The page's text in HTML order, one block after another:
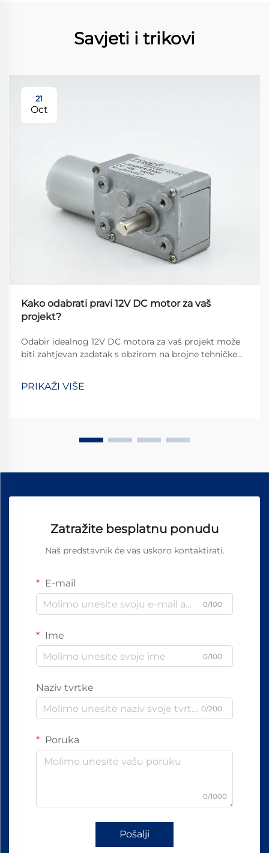
Savjeti i trikovi
21
Oct
Kako odabrati pravi 12V DC motor za vaš
projekt?
Odabir idealnog 12V DC motora za vaš projekt može
biti zahtjevan zadatak s obzirom na brojne tehničke
gradite li automatiziranog robota, prilagođeni
automobilski dodatak ili pametni uređaj za kuću,
PRIKAŽI VIŠE
Zatražite besplatnu ponudu
Naš predstavnik će vas uskoro kontaktirati.
E-mail
0/100
Ime
0/100
Naziv tvrtke
0/200
Poruka
0/1000
Pošalji